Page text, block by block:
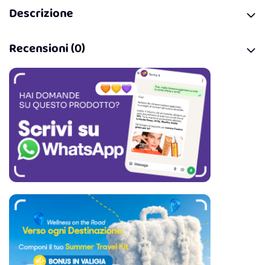
Descrizione
Recensioni (0)